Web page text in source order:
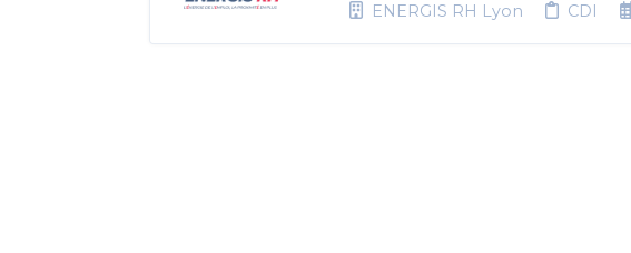
ENERGIS RH Lyon CDI